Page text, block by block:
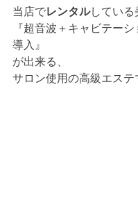
当店でレンタルしている
『超音波＋キャビテー
導入』
が出来る、
サロン使用の高級エステ